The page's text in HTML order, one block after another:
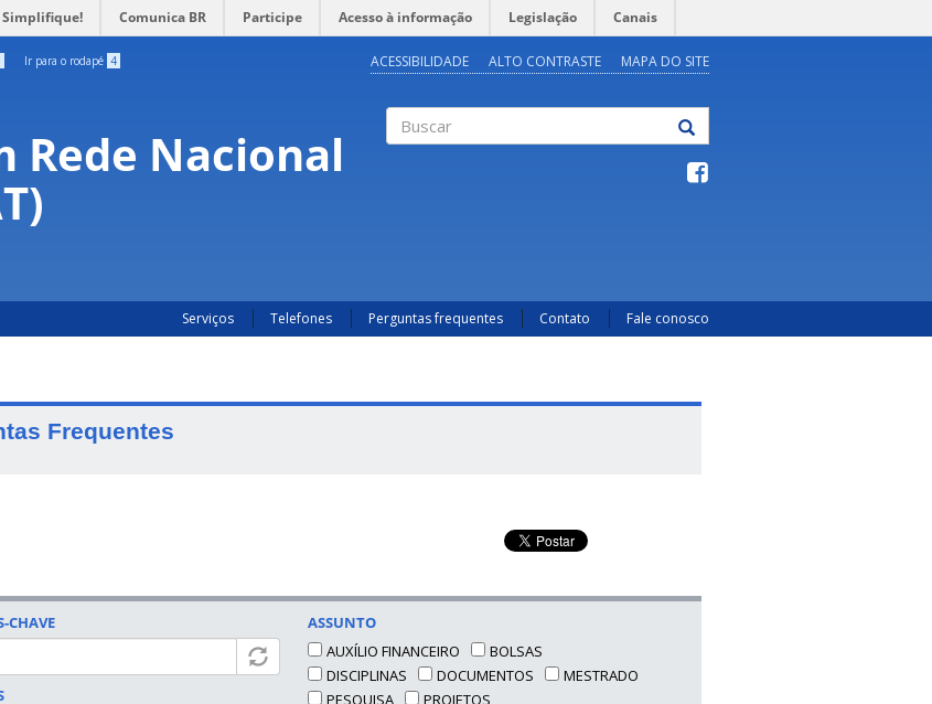
Simplifique! Comunica BR Participe Acesso à informação Legislação Canais
Ir para o rodapé 4 ACESSIBILIDADE ALTO CONTRASTE MAPA DO SITE
Rede Nacional
Serviços Telefones Perguntas frequentes Contato Fale conosco
Frequentes
CHAVE
ASSUNTO
AUXÍLIO FINANCEIRO
BOLSAS
DISCIPLINAS
DOCUMENTOS
MESTRADO
PESQUISA
PROJETOS